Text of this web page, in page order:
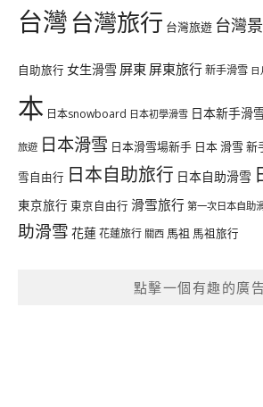
台灣台灣旅行 台灣旅遊 台灣
自助旅行 女生滑雪 屏東 屏東旅行新手滑雪 日
本 日本snowboard 日本初學滑雪 日本新手滑
旅遊 日本滑雪 日本滑雪場新手 日本 滑雪 新
雪自由行 日本自助旅行 日本自助滑雪
東京旅行 東京自由行 滑雪旅行 第一次日本自助
助滑雪 花蓮花蓮旅行 關西 馬祖 馬祖旅行
點擊一個有趣的廣告